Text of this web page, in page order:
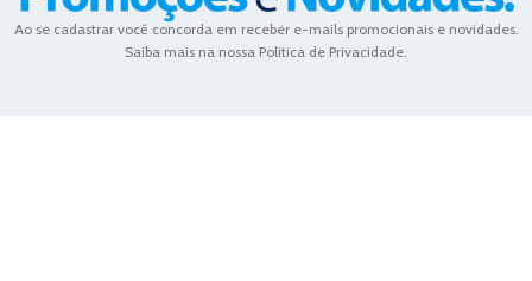
Ao se cadastrar você concorda em receber e-mails promocionais e novidades.
Saiba mais na nossa Politica de Privacidade.